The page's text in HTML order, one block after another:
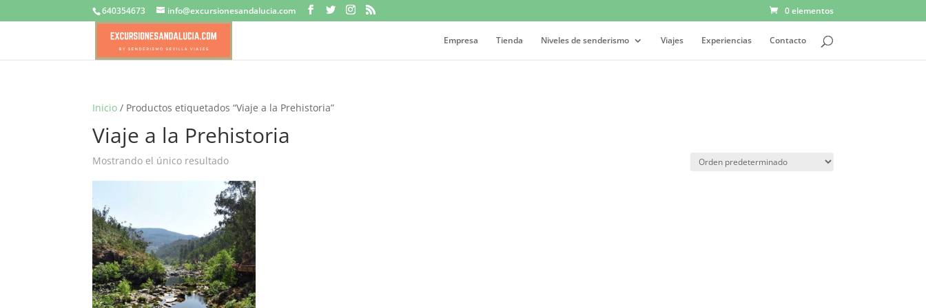
640354673 info@excursionesandalucia.com 0 elementos
Empresa Tienda Niveles de senderismo Viajes Experiencias Contacto
Inicio / Productos etiquetados “Viaje a la Prehistoria”
Viaje a la Prehistoria
Mostrando el único resultado